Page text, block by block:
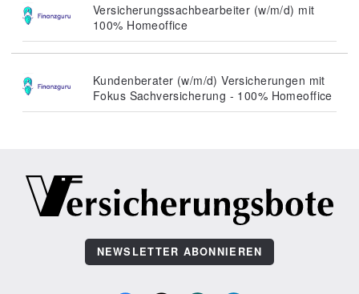
Versicherungssachbearbeiter (w/m/d) mit
100% Homeoffice
Kundenberater (w/m/d) Versicherungen mit
Fokus Sachversicherung - 100% Homeoffice
NEWSLETTER ABONNIEREN